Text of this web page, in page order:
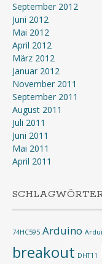
September 2012
Juni 2012
Mai 2012
April 2012
März 2012
Januar 2012
November 2011
September 2011
August 2011
Juli 2011
Juni 2011
Mai 2011
April 2011
74HC595 Arduino
breakout DHT11